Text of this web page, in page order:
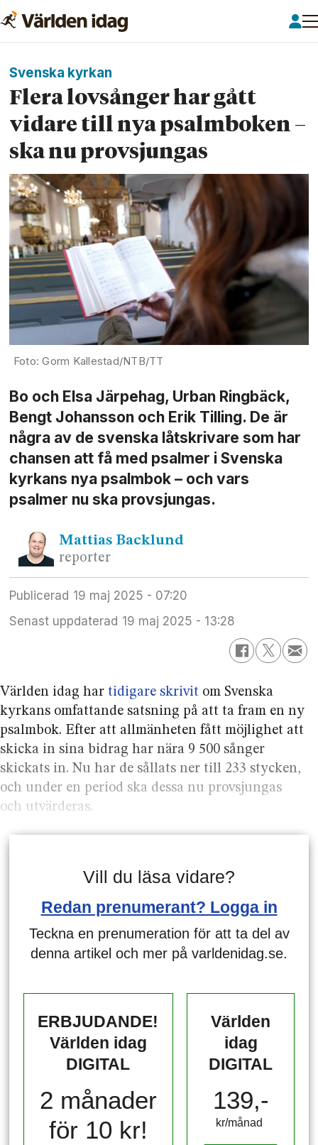
Svenska kyrkan
Flera lovs­ånger har gått
vidare till nya psalm­boken –
ska nu prov­sjungas
Gorm Kallestad/NTB/TT
Bo och Elsa Järpehag, Urban Ringbäck,
Bengt Johansson och Erik Tilling. De är
några av de svenska låtskrivare som har
chansen att få med psalmer i Svenska
kyrkans nya psalmbok – och vars
psalmer nu ska provsjungas.
Mattias Backlund
reporter
Publicerad
19 maj 2025 - 07:20
Senast uppdaterad
19 maj 2025 - 13:28
Världen idag har tidigare skrivit om Svenska
kyrkans omfattande satsning på att ta fram en ny
psalmbok. Efter att allmänheten fått möjlighet att
skicka in sina bidrag har nära 9 500 sånger
skickats in. Nu har de sållats ner till 233 stycken,
och under en period ska dessa nu provsjungas
och utvärderas.
Vill du läsa vidare?
Redan prenumerant? Logga in
Teckna en prenumeration för att ta del av
denna artikel och mer på varldenidag.se.
ERBJUDANDE!
Världen idag
DIGITAL
2 månader
för 10 kr!
Världen
idag
DIGITAL
139,-
kr/månad ​​​​​​